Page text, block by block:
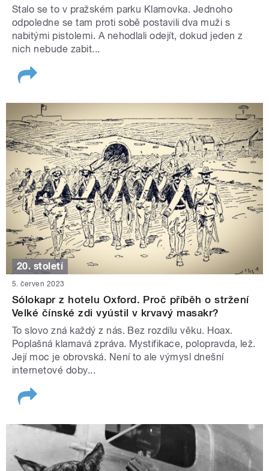
Stalo se to v pražském parku Klamovka. Jednoho
odpoledne se tam proti sobě postavili dva muži s
nabitými pistolemi. A nehodlali odejít, dokud jeden z
nich nebude zabit...
20. století
5. červen 2023
Sólokapr z hotelu Oxford. Proč příběh o stržení
Velké čínské zdi vyústil v krvavý masakr?
To slovo zná každý z nás. Bez rozdílu věku. Hoax.
Poplašná klamavá zpráva. Mystifikace, polopravda, lež.
Její moc je obrovská. Není to ale výmysl dnešní
internetové doby...